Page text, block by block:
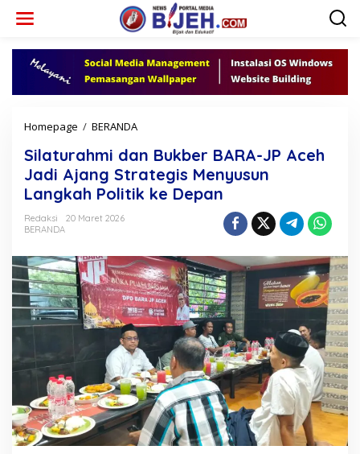
Homepage / BERANDA
l
a
t
u
m
i
d
a
n
B
u
k
b
e
r
B
A
R
Silaturahmi dan Bukber BARA-JP Aceh
Jadi Ajang Strategis Menyusun
Langkah Politik ke Depan
Redaksi
20 Maret 2026
BERANDA